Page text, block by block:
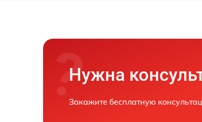
Нужна
Закажите бесплатную